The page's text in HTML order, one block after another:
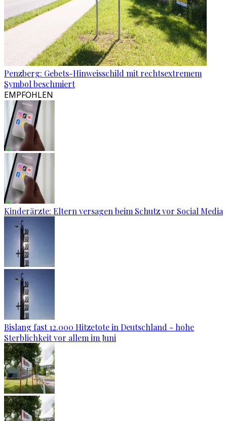
Penzberg: Gebets-Hinweisschild mit rechtsextremem
Symbol beschmiert
EMPFOHLEN
Kinderärzte: Eltern versagen beim Schutz vor Social Media
Bislang fast 12.000 Hitzetote in Deutschland - hohe
Sterblichkeit vor allem im Juni